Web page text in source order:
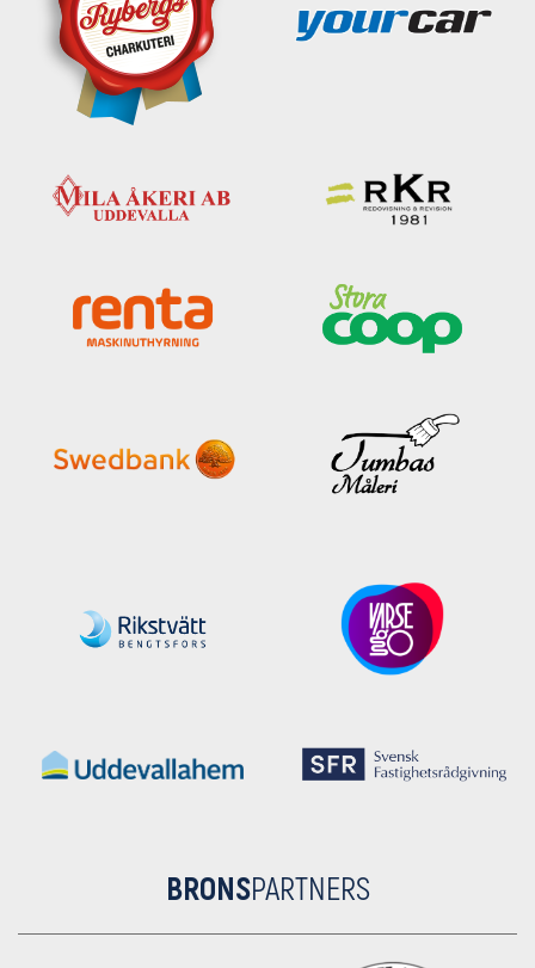
BRONSPARTNERS